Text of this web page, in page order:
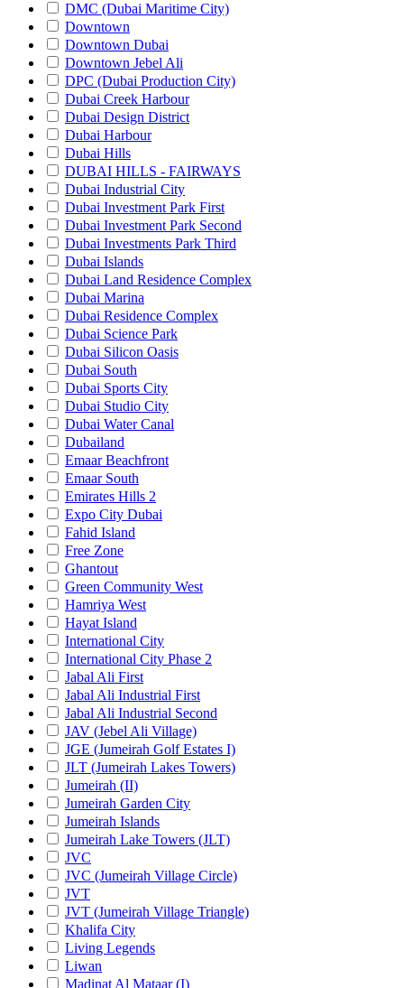
DMC (Dubai Maritime City)
Downtown
Downtown Dubai
Downtown Jebel Ali
DPC (Dubai Production City)
Dubai Creek Harbour
Dubai Design District
Dubai Harbour
Dubai Hills
DUBAI HILLS - FAIRWAYS
Dubai Industrial City
Dubai Investment Park First
Dubai Investment Park Second
Dubai Investments Park Third
Dubai Islands
Dubai Land Residence Complex
Dubai Marina
Dubai Residence Complex
Dubai Science Park
Dubai Silicon Oasis
Dubai South
Dubai Sports City
Dubai Studio City
Dubai Water Canal
Dubailand
Emaar Beachfront
Emaar South
Emirates Hills 2
Expo City Dubai
Fahid Island
Free Zone
Ghantout
Green Community West
Hamriya West
Hayat Island
International City
International City Phase 2
Jabal Ali First
Jabal Ali Industrial First
Jabal Ali Industrial Second
JAV (Jebel Ali Village)
JGE (Jumeirah Golf Estates I)
JLT (Jumeirah Lakes Towers)
Jumeirah (II)
Jumeirah Garden City
Jumeirah Islands
Jumeirah Lake Towers (JLT)
JVC
JVC (Jumeirah Village Circle)
JVT
JVT (Jumeirah Village Triangle)
Khalifa City
Living Legends
Liwan
Madinat Al Mataar (I)